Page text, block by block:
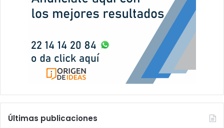
Últimas publicaciones